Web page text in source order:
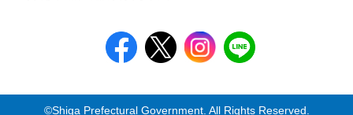
©Shiga Prefectural Government. All Rights Reserved.